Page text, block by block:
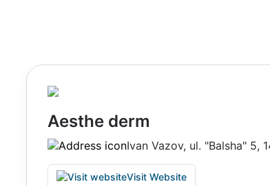
Aesthe derm
Ivan Vazov, ul. "Balsha" 5,
Visit Website